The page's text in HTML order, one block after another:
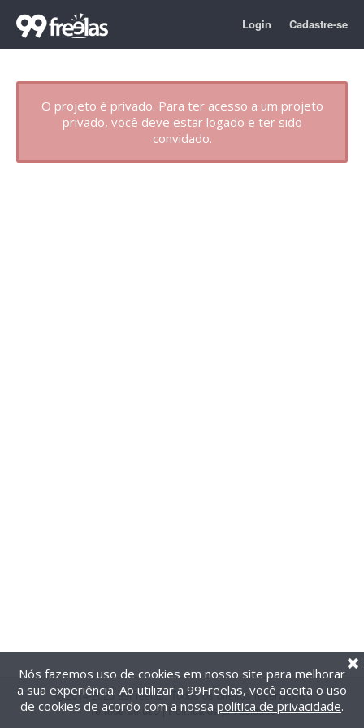
Login Cadastre-se
O projeto é privado. Para ter acesso a um projeto
privado, você deve estar logado e ter sido
convidado.
@2014-2026 99Freelas. Todos os direitos reservados.
Termos de uso| Política de privacidade
Nós fazemos uso de cookies em nosso site para melhorar
a sua experiência. Ao utilizar a 99Freelas, você aceita o uso
de cookies de acordo com a nossa política de privacidade.